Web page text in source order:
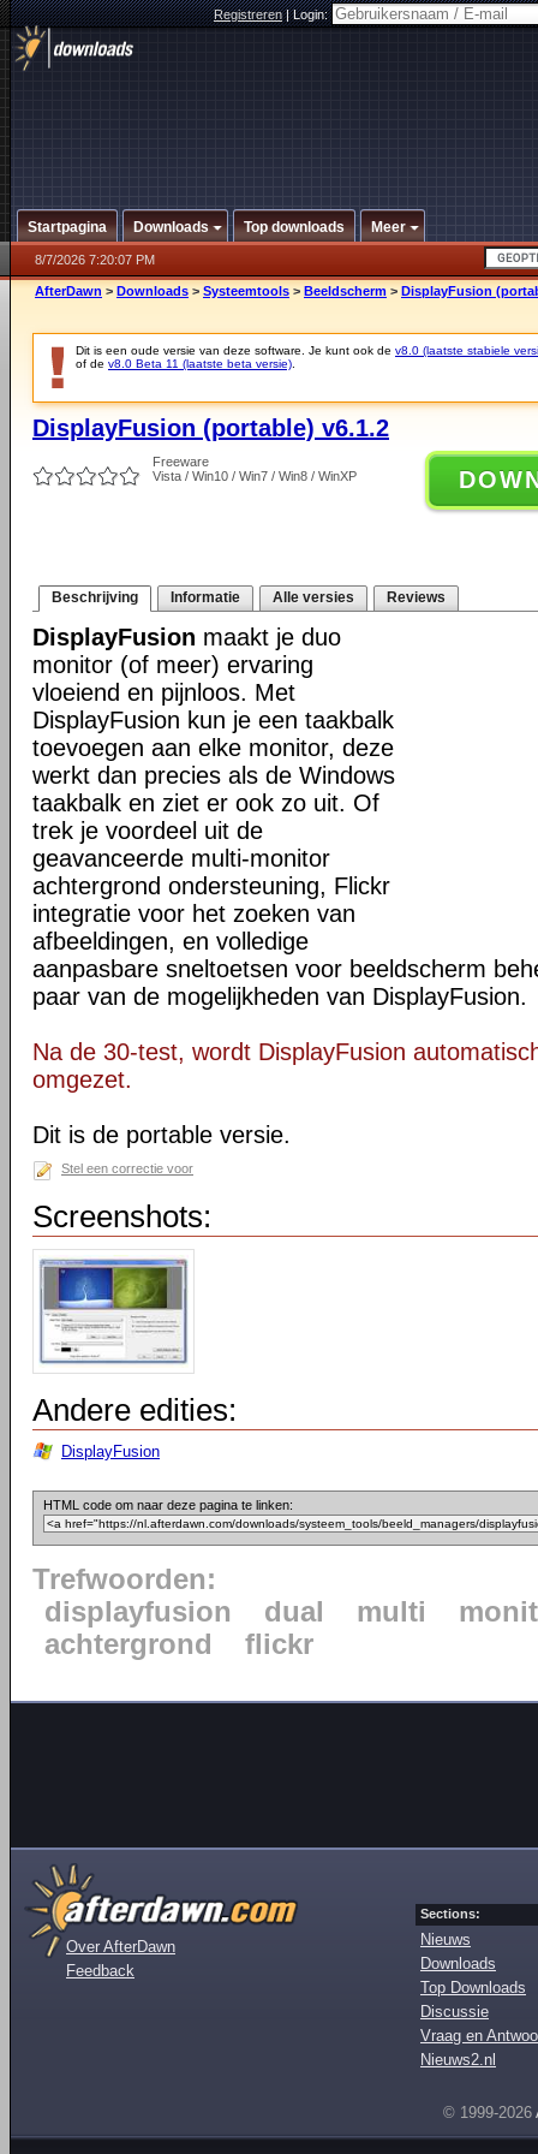
Registreren|Login:
Startpagina Downloads Top downloads Meer
8/7/2026 7:20:07 PM
AfterDawn > Downloads > Systeemtools > Beeldscherm > DisplayFusion
Dit is een oude versie van deze software. Je kunt ook de v8.0 (laatste stabiele
of de v8.0 Beta 11 (laatste beta versie)
DisplayFusion (portable) v6.1.2
Freeware
Vista / Win10 / Win7 / Win8 / WinXP
Beschrijving Informatie Alle versies Reviews
DisplayFusion maakt je duo
monitor (of meer) ervaring
vloeiend en pijnloos. Met
DisplayFusion kun je een taakbalk
toevoegen aan elke monitor, deze
werkt dan precies als de Windows
taakbalk en ziet er ook zo uit. Of
trek je voordeel uit de
geavanceerde multi-monitor
achtergrond ondersteuning, Flickr
integratie voor het zoeken van
afbeeldingen, en volledige
aanpasbare sneltoetsen voor beeldscherm
paar van de mogelijkheden van DisplayFusion.
Na de 30-test, wordt DisplayFusion
omgezet.
Dit is de portable versie.
Stel een correctie voor
Screenshots:
Andere edities:
DisplayFusion
HTML code om naar deze pagina te linken:
Trefwoorden:
displayfusion
dual multi
achtergrond
flickr
Over AfterDawn
Feedback
Sections:
Nieuws
Downloads
Top Downloads
Discussie
Vraag en
Nieuws2.nl
© 1999-2026